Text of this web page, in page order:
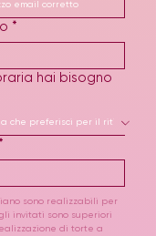
*
hai bisogno
*
sono realizzabili per
invitati sono superiori
di torte a